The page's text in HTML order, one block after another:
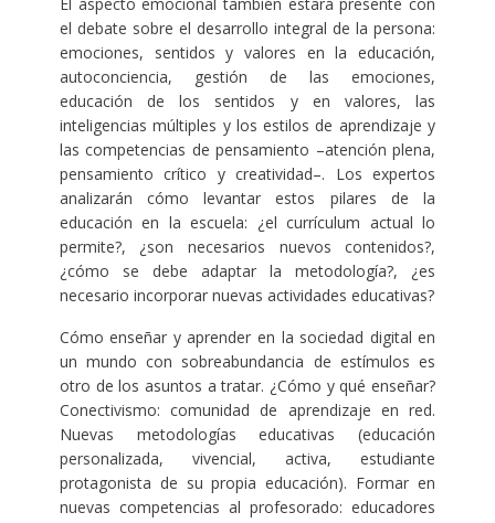
el debate sobre el desarrollo integral de la persona:
emociones, sentidos y valores en la educación,
autoconciencia, gestión de las emociones,
educación de los sentidos y en valores, las
inteligencias múltiples y los estilos de aprendizaje y
las competencias de pensamiento –atención plena,
pensamiento crítico y creatividad–. Los expertos
analizarán cómo levantar estos pilares de la
educación en la escuela: ¿el currículum actual lo
permite?, ¿son necesarios nuevos contenidos?,
¿cómo se debe adaptar la metodología?, ¿es
necesario incorporar nuevas actividades educativas?
Cómo enseñar y aprender en la sociedad digital en
un mundo con sobreabundancia de estímulos es
otro de los asuntos a tratar. ¿Cómo y qué enseñar?
Conectivismo: comunidad de aprendizaje en red.
Nuevas metodologías educativas (educación
personalizada, vivencial, activa, estudiante
protagonista de su propia educación). Formar en
nuevas competencias al profesorado: educadores